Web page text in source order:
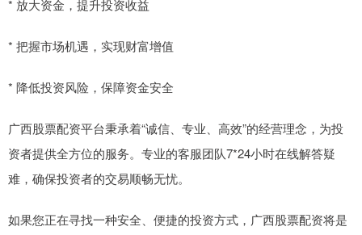
* 放大资金，提升投资收益
* 把握市场机遇，实现财富增值
* 降低投资风险，保障资金安全
广西股票配资平台秉承着“诚信、专业、高效”的经营理念，为投
资者提供全方位的服务。专业的客服团队7*24小时在线解答疑
难，确保投资者的交易顺畅无忧。
如果您正在寻找一种安全、便捷的投资方式，广西股票配资将是